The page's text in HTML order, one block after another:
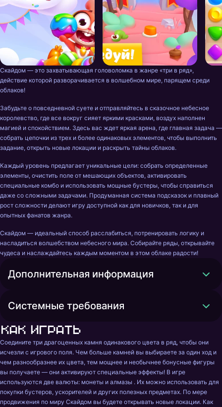
Скайдом — это захватывающая головоломка в жанре «три в ряд»,
действие которой разворачивается в волшебном мире, парящем среди
облаков!
Забудьте о повседневной суете и отправляйтесь в сказочное небесное
королевство, где все вокруг сияет яркими красками, воздух наполнен
магией и спокойствием. Здесь вас ждет яркая арена, где главная задача —
собрать цепочки из трех и более одинаковых элементов, чтобы выполнить
задание, открыть новые локации и раскрыть тайны облаков.
Каждый уровень предлагает уникальные цели: собрать определенные
элементы, очистить поле от мешающих объектов, активировать
специальные комбо и использовать мощные бустеры, чтобы справиться
даже со сложными задачами. Продуманная система подсказок и плавный
рост сложности делают игру доступной как для новичков, так и для
опытных фанатов жанра.
Скайдом — идеальный способ расслабиться, потренировать логику и
насладиться волшебством небесного мира. Собирайте ряды, открывайте
чудеса и наслаждайтесь каждым моментом в этом облаке радости!
Дополнительная информация
Системные требования
Как играть
Соедините три драгоценных камня одинакового цвета в ряд, чтобы они
исчезли с игрового поля. Чем больше камней вы выбираете за один ход и
чем разнообразнее их цвета, тем мощнее и необычнее бонусные фигуры
вы получаете — они активируют специальные эффекты! В игре
используются две валюты: монеты и алмазы . Их можно использовать для
покупки бустеров, ускорителей и других полезных предметах. По мере
продвижения по миру Скайдом вы будете открывать новые локации. Как